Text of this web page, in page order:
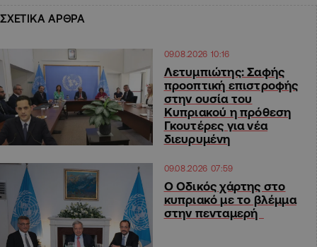
ΣΧΕΤΙΚΑ ΑΡΘΡΑ
09.08.2026 10:16
Λετυμπιώτης: Σαφής
προοπτική επιστροφής
στην ουσία του
Κυπριακού η πρόθεση
Γκουτέρες για νέα
διευρυμένη
09.08.2026 07:59
Ο Οδικός χάρτης στο
κυπριακό με το βλέμμα
στην πενταμερή